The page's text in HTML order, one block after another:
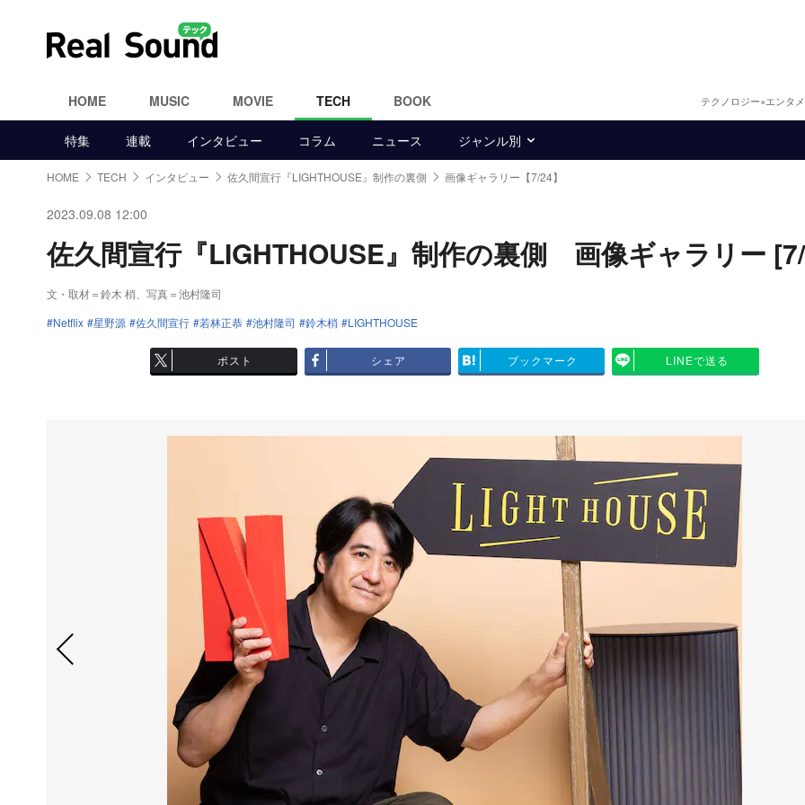
HOME MUSIC MOVIE TECH BOOK テクノロジー×エンタ
特集 連載 インタビュー コラム ニュース ジャンル別
HOME TECH インタビュー 佐久間宣行『LIGHTHOUSE』制作の裏側 画像ギャラリー【7/24】
2023.09.08 12:00
佐久間宣行『LIGHTHOUSE』制作の裏側 画像ギャラリー
文・取材＝鈴木 梢、写真＝池村隆司
Netflix
星野源 佐久間宣行 若林正恭 池村隆司 鈴木梢 LIGHTHOUSE
ポスト シェア ブックマーク LINEで送る